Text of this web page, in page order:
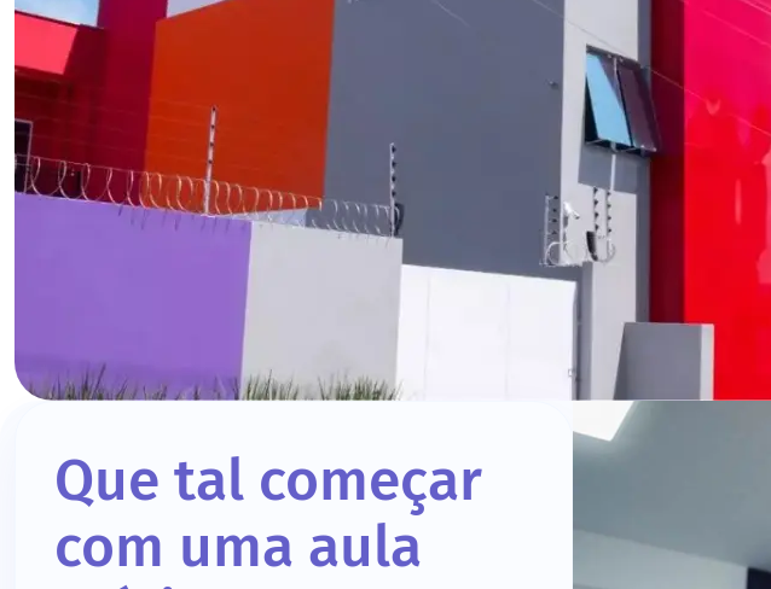
Que tal começar
com uma aula